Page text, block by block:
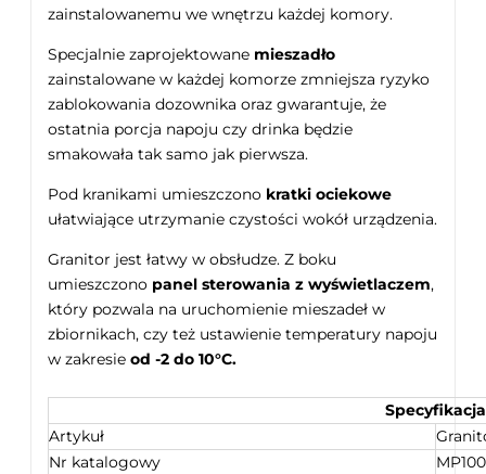
zainstalowanemu we wnętrzu każdej komory.
Specjalnie zaprojektowane mieszadło
zainstalowane w każdej komorze zmniejsza ryzyko
zablokowania dozownika oraz gwarantuje, że
ostatnia porcja napoju czy drinka będzie
smakowała tak samo jak pierwsza.
Pod kranikami umieszczono kratki ociekowe
ułatwiające utrzymanie czystości wokół urządzenia.
Granitor jest łatwy w obsłudze. Z boku
umieszczono panel sterowania z wyświetlaczem,
który pozwala na uruchomienie mieszadeł w
zbiornikach, czy też ustawienie temperatury napoju
w zakresie od -2 do 10°C.
Specyfikacja
Artykuł
Nr katalogowy